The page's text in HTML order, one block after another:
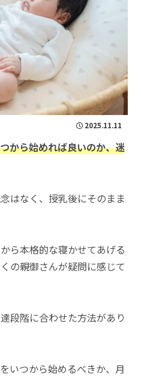
2025.11.11
から始めれば良いのか、迷
はなく、授乳後にそのまま
ら本格的な寝かせてあげる
の親御さんが疑問に感じて
段階に合わせた方法があり
いつから始めるべきか、月